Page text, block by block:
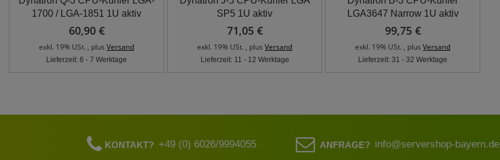
1700 / LGA-1851 1U aktiv
60,90 €
exkl. 19% USt. , plus Versand
Lieferzeit: 6 - 7 Werktage
SP5 1U aktiv
71,05 €
exkl. 19% USt. , plus Versand
Lieferzeit: 11 - 12 Werktage
LGA3647 Narrow 1U aktiv
99,75 €
exkl. 19% USt. , plus Versand
Lieferzeit: 31 - 32 Werktage
KONTAKT? +49 (0) 6026/9994055 ANFRAGE? info@servershop-bayern.de